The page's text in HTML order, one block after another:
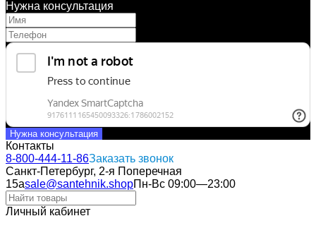
Нужна консультация
Нужна консультация
Контакты
8-800-444-11-86Заказать звонок
Санкт-Петербург, 2-я Поперечная
15аsale@santehnik.shopПн-Вс 09:00—23:00
Личный кабинет